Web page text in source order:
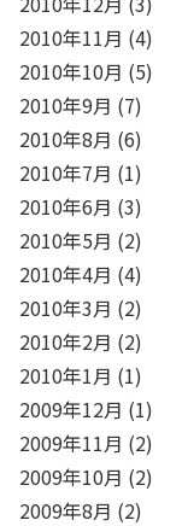
2010年11月 (4)
2010年10月 (5)
2010年9月 (7)
2010年8月 (6)
2010年7月 (1)
2010年6月 (3)
2010年5月 (2)
2010年4月 (4)
2010年3月 (2)
2010年2月 (2)
2010年1月 (1)
2009年12月 (1)
2009年11月 (2)
2009年10月 (2)
2009年8月 (2)